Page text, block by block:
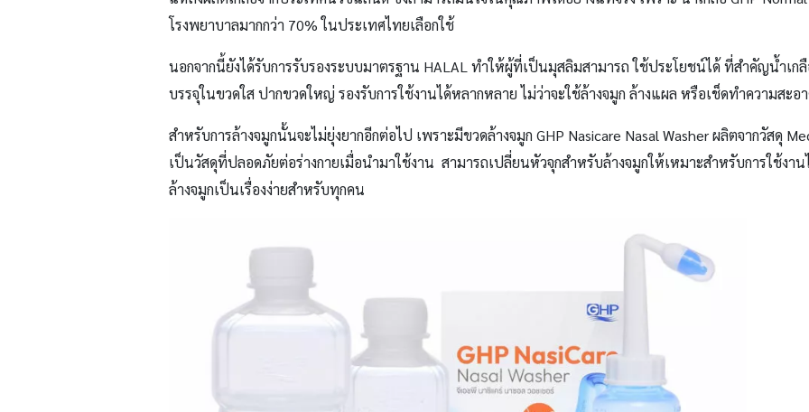
โรงพยาบาลมากกว่า 70% ในประเทศไทยเลือกใช้
นอกจากนี้ยังได้รับการรับรองระบบมาตรฐาน HALALทำให้ผู้ที่เป็นมุสลิมสามารถ ใช้ประโยชน์ได้ ที่สำคัญน้ำเก
บรรจุในขวดใส ปากขวดใหญ่ รองรับการใช้งานได้หลากหลาย ไม่ว่าจะใช้ล้างจมูก ล้างแผล หรือเช็ดทำความสะ
สำหรับการล้างจมูกนั้นจะไม่ยุ่งยากอีกต่อไป เพราะมีขวดล้างจมูก GHP Nasicare Nasal Washerผลิตจากวัสดุ
เป็นวัสดุที่ปลอดภัยต่อร่างกายเมื่อนำมาใช้งาน สามารถเปลี่ยนหัวจุกสำหรับล้างจมูกให้เหมาะสำหรับการใช้งา
ล้างจมูกเป็นเรื่องง่ายสำหรับทุกคน